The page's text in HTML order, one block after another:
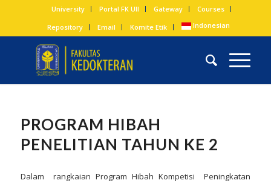
University Portal FK UII Gateway
Courses
Repository
Email Komite Etik Indonesian
PROGRAM HIBAH
PENELITIAN TAHUN KE 2
Dalam rangkaian Program Hibah Kompetisi Peningkatan